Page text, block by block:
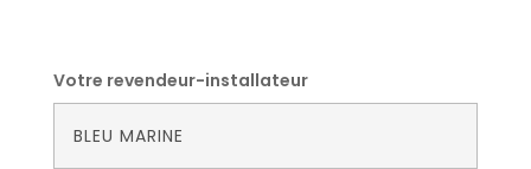
Votre revendeur-installateur